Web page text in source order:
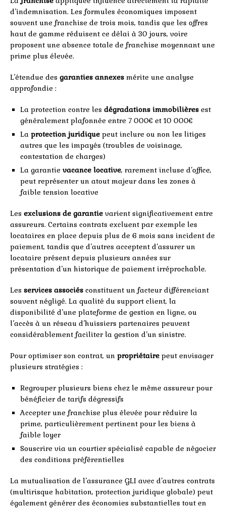
d’indemnisation. Les formules économiques imposent
souvent une franchise de trois mois, tandis que les offres
haut de gamme réduisent ce délai à 30 jours, voire
proposent une absence totale de franchise moyennant une
prime plus élevée.
L’étendue des garanties annexes mérite une analyse
approfondie :
La protection contre les dégradations immobilières est
généralement plafonnée entre 7 000€ et 10 000€
La protection juridique peut inclure ou non les litiges
autres que les impayés (troubles de voisinage,
contestation de charges)
La garantie vacance locative, rarement incluse d’office,
peut représenter un atout majeur dans les zones à
faible tension locative
Les exclusions de garantie varient significativement entre
assureurs. Certains contrats excluent par exemple les
locataires en place depuis plus de 6 mois sans incident de
paiement, tandis que d’autres acceptent d’assurer un
locataire présent depuis plusieurs années sur
présentation d’un historique de paiement irréprochable.
Les services associés constituent un facteur différenciant
souvent négligé. La qualité du support client, la
disponibilité d’une plateforme de gestion en ligne, ou
l’accès à un réseau d’huissiers partenaires peuvent
considérablement faciliter la gestion d’un sinistre.
Pour optimiser son contrat, un propriétaire peut envisager
plusieurs stratégies :
Regrouper plusieurs biens chez le même assureur pour
bénéficier de tarifs dégressifs
Accepter une franchise plus élevée pour réduire la
prime, particulièrement pertinent pour les biens à
faible loyer
Souscrire via un courtier spécialisé capable de négocier
des conditions préférentielles
La mutualisation de l’assurance GLI avec d’autres contrats
(multirisque habitation, protection juridique globale) peut
également générer des économies substantielles tout en